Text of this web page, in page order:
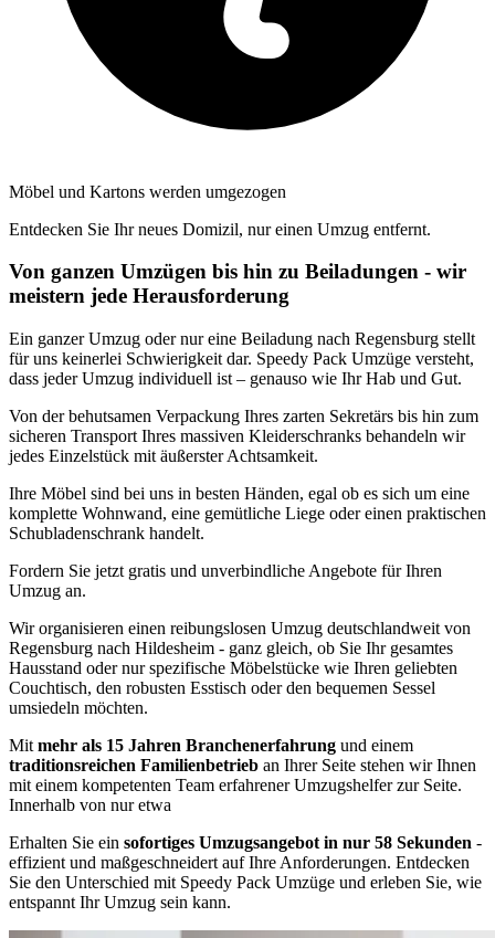
Möbel und Kartons werden umgezogen
Entdecken Sie Ihr neues Domizil, nur einen Umzug entfernt.
Von ganzen Umzügen bis hin zu Beiladungen - wir
meistern jede Herausforderung
Ein ganzer Umzug oder nur eine Beiladung nach Regensburg stellt
für uns keinerlei Schwierigkeit dar. Speedy Pack Umzüge versteht,
dass jeder Umzug individuell ist – genauso wie Ihr Hab und Gut.
Von der behutsamen Verpackung Ihres zarten Sekretärs bis hin zum
sicheren Transport Ihres massiven Kleiderschranks behandeln wir
jedes Einzelstück mit äußerster Achtsamkeit.
Ihre Möbel sind bei uns in besten Händen, egal ob es sich um eine
komplette Wohnwand, eine gemütliche Liege oder einen praktischen
Schubladenschrank handelt.
Fordern Sie jetzt gratis und unverbindliche Angebote für Ihren
Umzug an.
Wir organisieren einen reibungslosen Umzug deutschlandweit von
Regensburg nach Hildesheim - ganz gleich, ob Sie Ihr gesamtes
Hausstand oder nur spezifische Möbelstücke wie Ihren geliebten
Couchtisch, den robusten Esstisch oder den bequemen Sessel
umsiedeln möchten.
Mit mehr als 15 Jahren Branchenerfahrung und einem
traditionsreichen Familienbetrieb an Ihrer Seite stehen wir Ihnen
mit einem kompetenten Team erfahrener Umzugshelfer zur Seite.
Innerhalb von nur etwa
Erhalten Sie ein sofortiges Umzugsangebot in nur 58 Sekunden -
effizient und maßgeschneidert auf Ihre Anforderungen. Entdecken
Sie den Unterschied mit Speedy Pack Umzüge und erleben Sie, wie
entspannt Ihr Umzug sein kann.